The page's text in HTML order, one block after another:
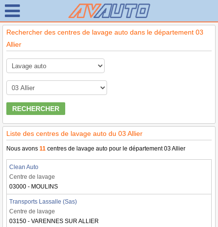
Rechercher des centres de lavage auto dans le département 03
Allier
RECHERCHER
Liste des centres de lavage auto du 03 Allier
Nous avons 11 centres de lavage auto pour le département 03 Allier
Clean Auto
Centre de lavage
03000 - MOULINS
Transports Lassalle (Sas)
Centre de lavage
03150 - VARENNES SUR ALLIER